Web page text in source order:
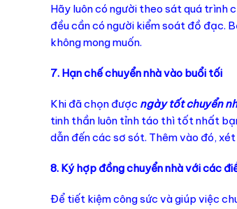
Hãy luôn có người theo sát quá trình
đều cần có người kiểm soát đồ đạc.
không mong muốn.
7. Hạn chế chuyển nhà vào buổi tối
Khi đã chọn được ngày tốt chuyển
tinh thần luôn tỉnh táo thì tốt nhất
dẫn đến các sơ sót. Thêm vào đó,
8. Ký hợp đồng chuyển nhà với các
Để tiết kiệm công sức và giúp việc